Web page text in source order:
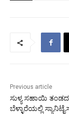
Previous article
ಸುಳ್ಯ ಸಹಾಯಿ
ಬೆಳ್ಳಾರೆಯಲ್ಲಿ